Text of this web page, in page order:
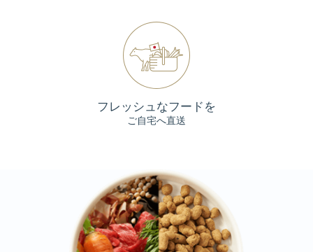
フレッシュなフードを
ご自宅へ直送